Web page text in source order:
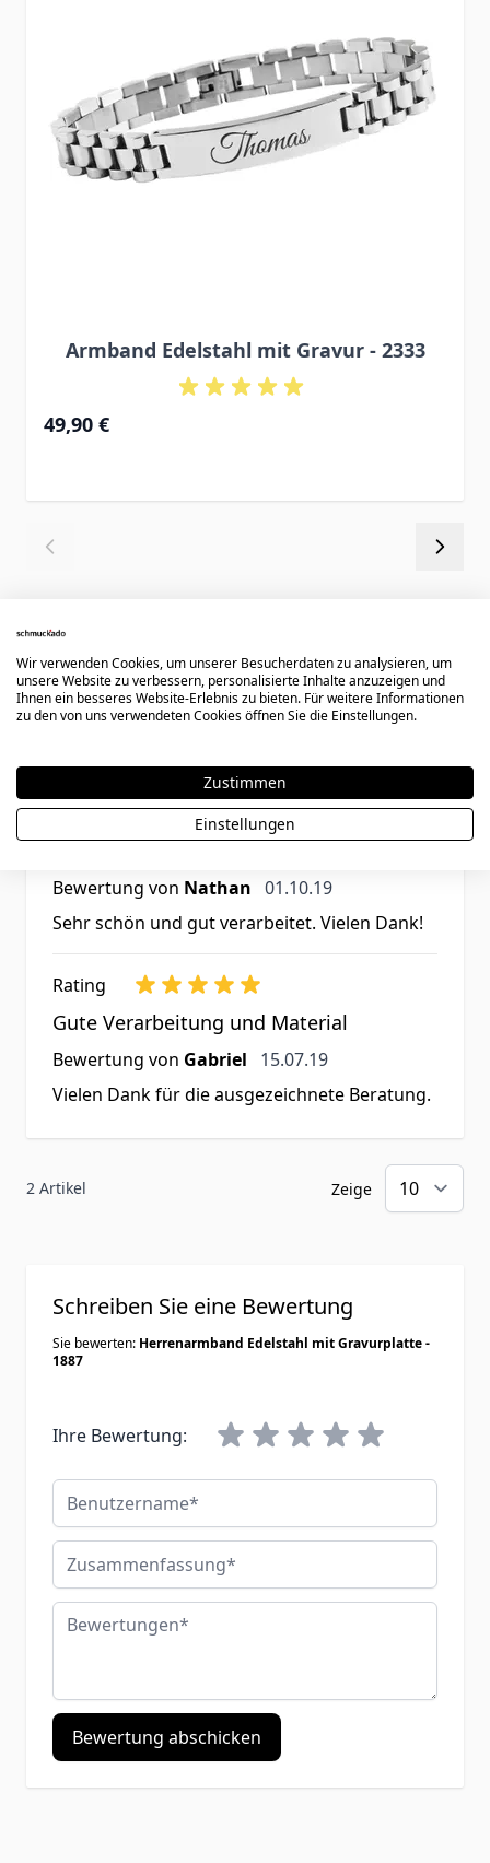
Armband Edelstahl mit Gravur - 2333
49,90 €
Kundenbewertungen
Rating
Bewertung von Nathan 1. Oktober 2019
01.10.19
Sehr schön und gut verarbeitet. Vielen Dank!
Rating
Gute Verarbeitung und Material
Bewertung von Gabriel 15. Juli 2019
15.07.19
Vielen Dank für die ausgezeichnete Beratung.
2 Artikel Zeige
Schreiben Sie eine Bewertung
Sie bewerten: Herrenarmband Edelstahl mit Gravurplatte -
1887
Ihre Bewertung:
Benutzername
Zusammenfassung
Bewertungen
Bewertung abschicken
Wir verwenden Cookies, um unserer Besucherdaten zu analysieren, um
unsere Website zu verbessern, personalisierte Inhalte anzuzeigen und
Ihnen ein besseres Website-Erlebnis zu bieten. Für weitere Informationen
zu den von uns verwendeten Cookies öffnen Sie die Einstellungen.
Zustimmen
Einstellungen